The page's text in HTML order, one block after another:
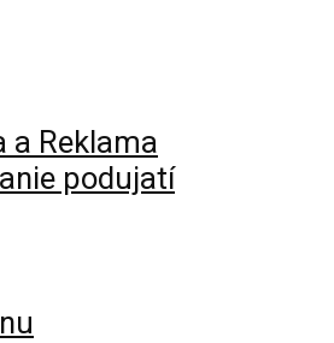
a Reklama
podujatí